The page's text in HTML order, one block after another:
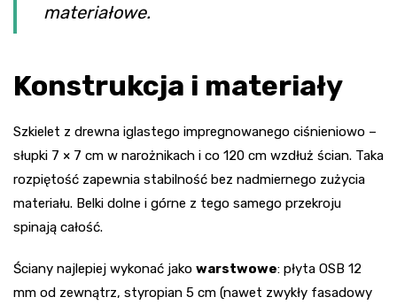
materiałowe.
Konstrukcja i materiały
Szkielet z drewna iglastego impregnowanego ciśnieniowo –
słupki 7 × 7 cm w narożnikach i co 120 cm wzdłuż ścian. Taka
rozpiętość zapewnia stabilność bez nadmiernego zużycia
materiału. Belki dolne i górne z tego samego przekroju
spinają całość.
Ściany najlepiej wykonać jako warstwowe: płyta OSB 12
mm od zewnątrz, styropian 5 cm (nawet zwykły fasadowy